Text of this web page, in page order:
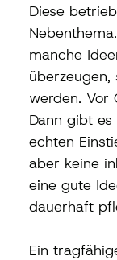
Diese
manche
werden. Vor
Dann gibt
echten
aber keine
eine gute
dauerhaft
Ein